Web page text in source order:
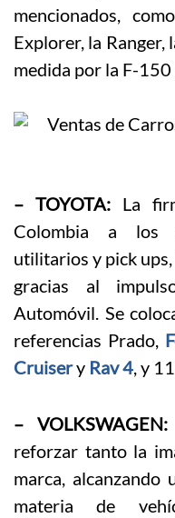
mencionados,
Explorer, la Ranger,
medida por la F-
– TOYOTA: La
Colombia a los
utilitarios y pick
gracias al
Automóvil. Se
referencias Prado,
Cruisery Rav 4, y
– VOLKSWAGEN:
reforzar tanto la
marca, alcanzando
materia de